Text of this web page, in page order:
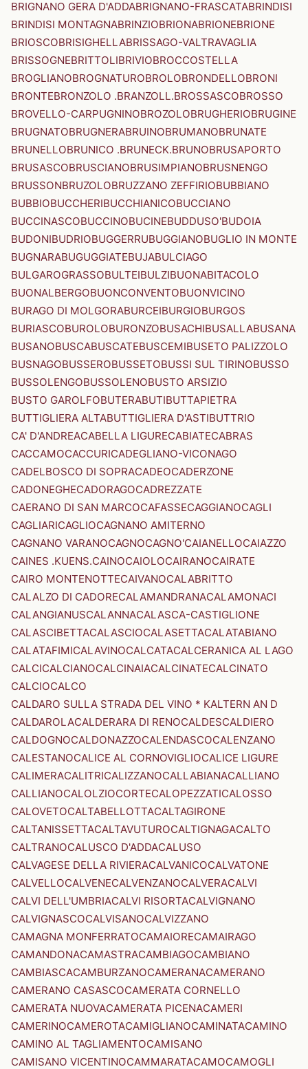
BRIGNANO GERA D'ADDABRIGNANO-FRASCATABRINDISI
BRINDISI MONTAGNABRINZIOBRIONABRIONEBRIONE
BRIOSCOBRISIGHELLABRISSAGO-VALTRAVAGLIA
BRISSOGNEBRITTOLIBRIVIOBROCCOSTELLA
BROGLIANOBROGNATUROBROLOBRONDELLOBRONI
BRONTEBRONZOLO .BRANZOLL.BROSSASCOBROSSO
BROVELLO-CARPUGNINOBROZOLOBRUGHERIOBRUGINE
BRUGNATOBRUGNERABRUINOBRUMANOBRUNATE
BRUNELLOBRUNICO .BRUNECK.BRUNOBRUSAPORTO
BRUSASCOBRUSCIANOBRUSIMPIANOBRUSNENGO
BRUSSONBRUZOLOBRUZZANO ZEFFIRIOBUBBIANO
BUBBIOBUCCHERIBUCCHIANICOBUCCIANO
BUCCINASCOBUCCINOBUCINEBUDDUSO'BUDOIA
BUDONIBUDRIOBUGGERRUBUGGIANOBUGLIO IN MONTE
BUGNARABUGUGGIATEBUJABULCIAGO
BULGAROGRASSOBULTEIBULZIBUONABITACOLO
BUONALBERGOBUONCONVENTOBUONVICINO
BURAGO DI MOLGORABURCEIBURGIOBURGOS
BURIASCOBUROLOBURONZOBUSACHIBUSALLABUSANA
BUSANOBUSCABUSCATEBUSCEMIBUSETO PALIZZOLO
BUSNAGOBUSSEROBUSSETOBUSSI SUL TIRINOBUSSO
BUSSOLENGOBUSSOLENOBUSTO ARSIZIO
BUSTO GAROLFOBUTERABUTIBUTTAPIETRA
BUTTIGLIERA ALTABUTTIGLIERA D'ASTIBUTTRIO
CA' D'ANDREACABELLA LIGURECABIATECABRAS
CACCAMOCACCURICADEGLIANO-VICONAGO
CADELBOSCO DI SOPRACADEOCADERZONE
CADONEGHECADORAGOCADREZZATE
CAERANO DI SAN MARCOCAFASSECAGGIANOCAGLI
CAGLIARICAGLIOCAGNANO AMITERNO
CAGNANO VARANOCAGNOCAGNO'CAIANELLOCAIAZZO
CAINES .KUENS.CAINOCAIOLOCAIRANOCAIRATE
CAIRO MONTENOTTECAIVANOCALABRITTO
CALALZO DI CADORECALAMANDRANACALAMONACI
CALANGIANUSCALANNACALASCA-CASTIGLIONE
CALASCIBETTACALASCIOCALASETTACALATABIANO
CALATAFIMICALAVINOCALCATACALCERANICA AL LAGO
CALCICALCIANOCALCINAIACALCINATECALCINATO
CALCIOCALCO
CALDARO SULLA STRADA DEL VINO * KALTERN AN D
CALDAROLACALDERARA DI RENOCALDESCALDIERO
CALDOGNOCALDONAZZOCALENDASCOCALENZANO
CALESTANOCALICE AL CORNOVIGLIOCALICE LIGURE
CALIMERACALITRICALIZZANOCALLABIANACALLIANO
CALLIANOCALOLZIOCORTECALOPEZZATICALOSSO
CALOVETOCALTABELLOTTACALTAGIRONE
CALTANISSETTACALTAVUTUROCALTIGNAGACALTO
CALTRANOCALUSCO D'ADDACALUSO
CALVAGESE DELLA RIVIERACALVANICOCALVATONE
CALVELLOCALVENECALVENZANOCALVERACALVI
CALVI DELL'UMBRIACALVI RISORTACALVIGNANO
CALVIGNASCOCALVISANOCALVIZZANO
CAMAGNA MONFERRATOCAMAIORECAMAIRAGO
CAMANDONACAMASTRACAMBIAGOCAMBIANO
CAMBIASCACAMBURZANOCAMERANACAMERANO
CAMERANO CASASCOCAMERATA CORNELLO
CAMERATA NUOVACAMERATA PICENACAMERI
CAMERINOCAMEROTACAMIGLIANOCAMINATACAMINO
CAMINO AL TAGLIAMENTOCAMISANO
CAMISANO VICENTINOCAMMARATACAMOCAMOGLI